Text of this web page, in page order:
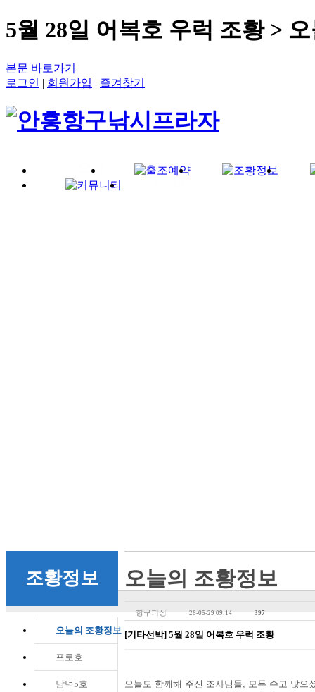
5월 28일 어복호 우럭 조황 >
본문 바로가기
로그인 | 회원가입 | 즐겨찾기
조황정보
오늘의 조황정보
프로호
남덕5호
오늘의 조황정보
항구피싱 26-05-29 09:14 397
[기타선박] 5월 28일 어복호 우럭 조황
오늘도 함께해 주신 조사님들, 모두 수고 많으